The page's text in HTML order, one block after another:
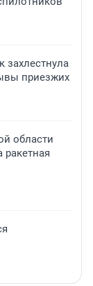
захлестнула
приезжих
области
ракетная